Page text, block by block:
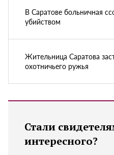
В Саратове больничная
убийством
Жительница Саратова
охотничьего ружья
Стали
интересного?